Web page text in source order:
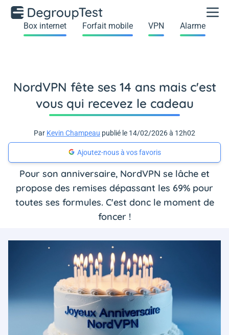
Box internet Forfait mobile VPN Alarme
NordVPN fête ses 14 ans mais c'est
vous qui recevez le cadeau
Par Kevin Champeau publié le 14/02/2026 à 12h02
Ajoutez-nous à vos favoris
Pour son anniversaire, NordVPN se lâche et
propose des remises dépassant les 69% pour
toutes ses formules. C'est donc le moment de
foncer !